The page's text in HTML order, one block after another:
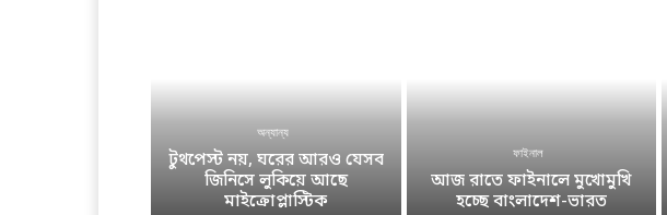
অন্যান্য
টুথপেস্ট নয়, ঘরের আরও যেসব
জিনিসে লুকিয়ে আছে
মাইক্রোপ্লাস্টিক
ফাইনাল
আজ রাতে ফাইনালে মুখোমুখি
হচ্ছে বাংলাদেশ-ভারত